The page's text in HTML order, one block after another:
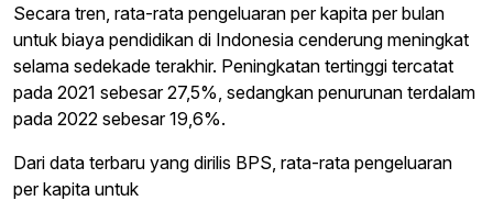
Secara tren, rata-rata pengeluaran per kapita per bulan
untuk biaya pendidikan di Indonesia cenderung meningkat
selama sedekade terakhir. Peningkatan tertinggi tercatat
pada 2021 sebesar 27,5%, sedangkan penurunan terdalam
pada 2022 sebesar 19,6%.
Dari data terbaru yang dirilis BPS, rata-rata pengeluaran
per kapita untuk